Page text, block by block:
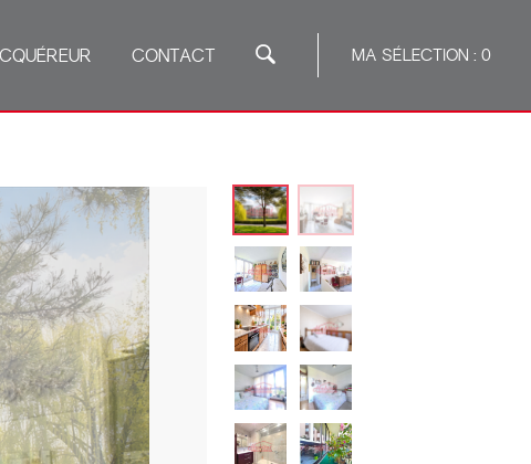
CONTACT MA SÉLECTION : 0